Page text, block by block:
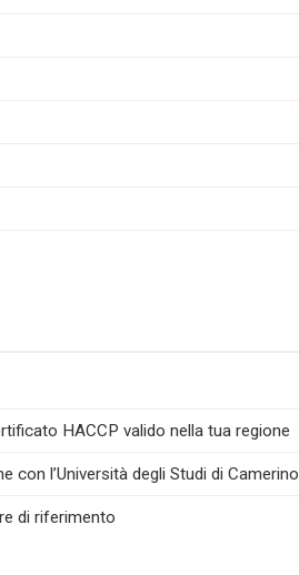
HACCP valido nella tua regione
l’Università degli Studi di Camerino
di riferimento